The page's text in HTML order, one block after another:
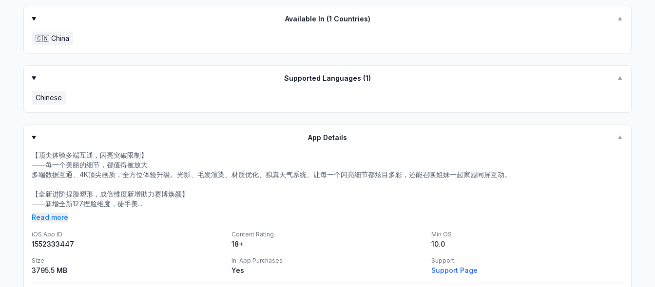
Available In (1 Countries) ▼
🇨🇳 China
Supported Languages (1) ▼
Chinese
App Details ▼
【顶尖体验多端互通，闪亮突破限制】
——每一个美丽的细节，都值得被放大
多端数据互通、4K顶尖画质，全方位体验升级。光影、毛发渲染、材质优化、拟真天气系统、让每一个闪亮细节都炫目多彩，还能召唤姐妹一起家园同屏互动。
【全新进阶捏脸塑形，成倍维度新增助力赛博焕颜】
——新增全新127捏脸维度，徒手美...
Read more
iOS App ID
1552333447
Content Rating
18+
Min OS
10.0
Size
3795.5 MB
In-App Purchases
Yes
Support
Support Page